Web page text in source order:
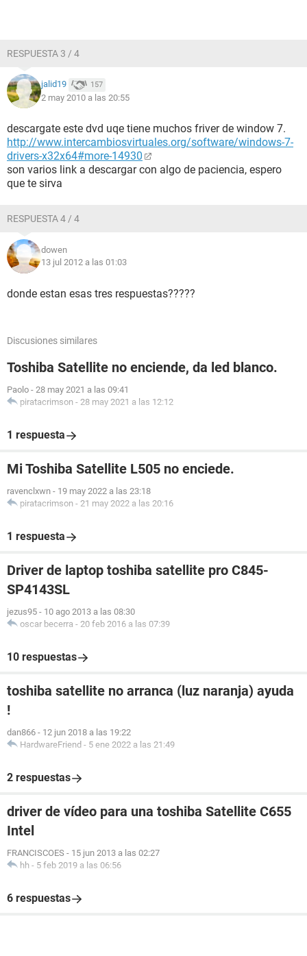
RESPUESTA 3 / 4
jalid19 157
2 may 2010 a las 20:55
descargate este dvd uqe tiene muchos friver de window 7.
http://www.intercambiosvirtuales.org/software/windows-7-
drivers-x32x64#more-14930
son varios link a descargar con algo de paciencia, espero
que te sirva
RESPUESTA 4 / 4
dowen
13 jul 2012 a las 01:03
donde estan esas tres respuestas?????
Discusiones similares
Toshiba Satellite no enciende, da led blanco.
Paolo - 28 may 2021 a las 09:41
piratacrimson - 28 may 2021 a las 12:12
1 respuesta
Mi Toshiba Satellite L505 no enciede.
ravenclxwn - 19 may 2022 a las 23:18
piratacrimson - 21 may 2022 a las 20:16
1 respuesta
Driver de laptop toshiba satellite pro C845-
SP4143SL
jezus95 - 10 ago 2013 a las 08:30
oscar becerra - 20 feb 2016 a las 07:39
10 respuestas
toshiba satellite no arranca (luz naranja) ayuda
!
dan866 - 12 jun 2018 a las 19:22
HardwareFriend - 5 ene 2022 a las 21:49
2 respuestas
driver de vídeo para una toshiba Satellite C655
Intel
FRANCISCOES - 15 jun 2013 a las 02:27
hh - 5 feb 2019 a las 06:56
6 respuestas